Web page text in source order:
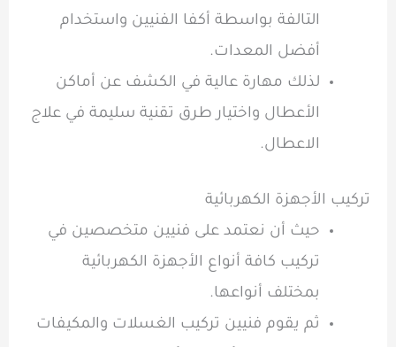
التالفة بواسطة أكفا الفنيين واستخدام
أفضل المعدات.
لذلك مهارة عالية في الكشف عن أماكن
الأعطال واختيار طرق تقنية سليمة في علاج
الاعطال.
تركيب الأجهزة الكهربائية
حيث أن نعتمد على فنيين متخصصين في
تركيب كافة أنواع الأجهزة الكهربائية
بمختلف أنواعها.
ثم يقوم فنيين تركيب الغسلات والمكيفات